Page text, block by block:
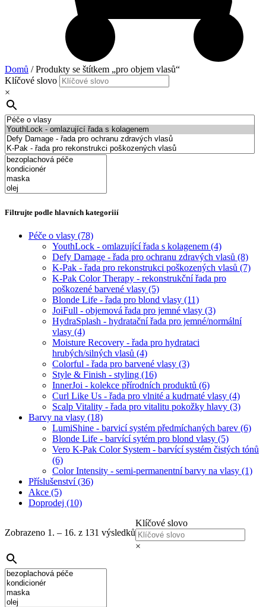
Domů / Produkty se štítkem „pro objem vlasů“
Klíčové slovo
×
Filtrujte podle hlavních kategoriií
Péče o vlasy (78)
YouthLock - omlazující řada s kolagenem (4)
Defy Damage - řada pro ochranu zdravých vlasů (8)
K-Pak - řada pro rekonstrukci poškozených vlasů (7)
K-Pak Color Therapy - rekonstrukční řada pro
poškozené barvené vlasy (5)
Blonde Life - řada pro blond vlasy (11)
JoiFull - objemová řada pro jemné vlasy (3)
HydraSplash - hydratační řada pro jemné/normální
vlasy (4)
Moisture Recovery - řada pro hydrataci
hrubých/silných vlasů (4)
Colorful - řada pro barvené vlasy (3)
Style & Finish - styling (16)
InnerJoi - kolekce přírodních produktů (6)
Curl Like Us - řada pro vlnité a kudrnaté vlasy (4)
Scalp Vitality - řada pro vitalitu pokožky hlavy (3)
Barvy na vlasy (18)
LumiShine - barvicí systém předmíchaných barev (6)
Blonde Life - barvící sytém pro blond vlasy (5)
Vero K-Pak Color System - barvící systém čistých tónů
(6)
Color Intensity - semi-permanentní barvy na vlasy (1)
Příslušenství(36)
Akce (5)
Doprodej (10)
Zobrazeno 1. – 16. z 131 výsledků
Klíčové slovo
×